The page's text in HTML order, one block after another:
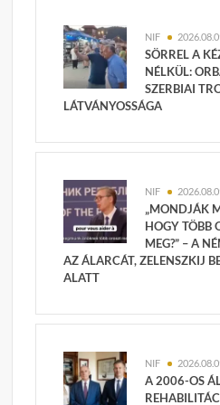
NIF
SÖRREL A
NÉLKÜL:
SZERBIAI
LÁTVÁNYOSSÁGA
NIF
„MONDJÁK
HOGY TÖBB
MEG?” – A
AZ ÁLARCÁT, ZELENSZKIJ
ALATT
NIF
A 2006-OS